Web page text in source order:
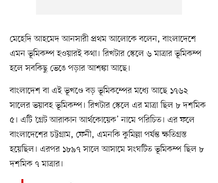
মেহেদি আহমেদ আনসারী প্রথম আলোকে বলেন, বাংলাদেশে
এমন ভূমিকম্প হওয়ারই কথা। রিখটার স্কেলে ৬ মাত্রার ভূমিকম্প
হলে সবকিছু ভেঙে পড়ার আশঙ্কা আছে।
বাংলাদেশ বা এই ভূখণ্ডে বড় ভূমিকম্পের মধ্যে আছে ১৭৬২
সালের ভয়াবহ ভূমিকম্প। রিখটার স্কেলে এর মাত্রা ছিল ৮ দশমিক
৫। এটি ‘গ্রেট আরাকান আর্থকোয়েক’ নামে পরিচিত। এর ফলে
বাংলাদেশের চট্টগ্রাম, ফেনী, এমনকি কুমিল্লা পর্যন্ত ক্ষতিগ্রস্ত
হয়েছিল। এরপর ১৮৯৭ সালে আসামে সংঘটিত ভূমিকম্প ছিল ৮
দশমিক ৭ মাত্রার।